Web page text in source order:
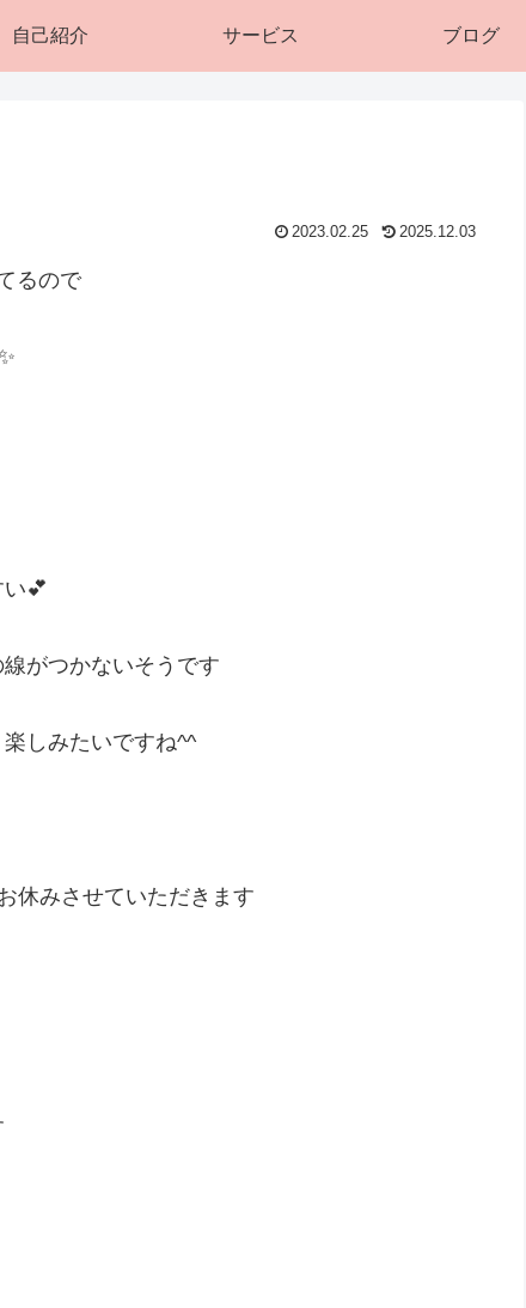
自己紹介 サービス ブログ
2023.02.25 2025.12.03
るので
💕
がつかないそうです
しみたいですね^^
みさせていただきます